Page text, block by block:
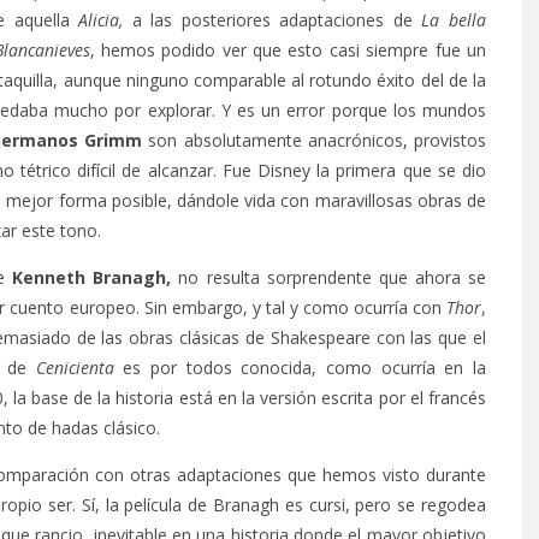
aquellaAlicia, a las posteriores adaptaciones deLa bella
, hemos podido ver que esto casi siempre fue un
aunque ninguno comparable al rotundo éxito del de la
mucho por explorar. Y es un error porque los mundos
Grimm son absolutamente anacrónicos, provistos
difícil de alcanzar. Fue Disney la primera que se dio
forma posible, dándole vida con maravillosas obras de
este tono.
Kenneth Branagh,no resulta sorprendente que ahora se
europeo. Sin embargo, y tal y como ocurría con Thor,
de las obras clásicas de Shakespeare con las que el
de Cenicientaes por todos conocida, como ocurría en la
base de la historia está en la versión escrita por el francés
de hadas clásico.
con otras adaptaciones que hemos visto durante
ser. Sí, la película de Branagh es cursi, pero se regodea